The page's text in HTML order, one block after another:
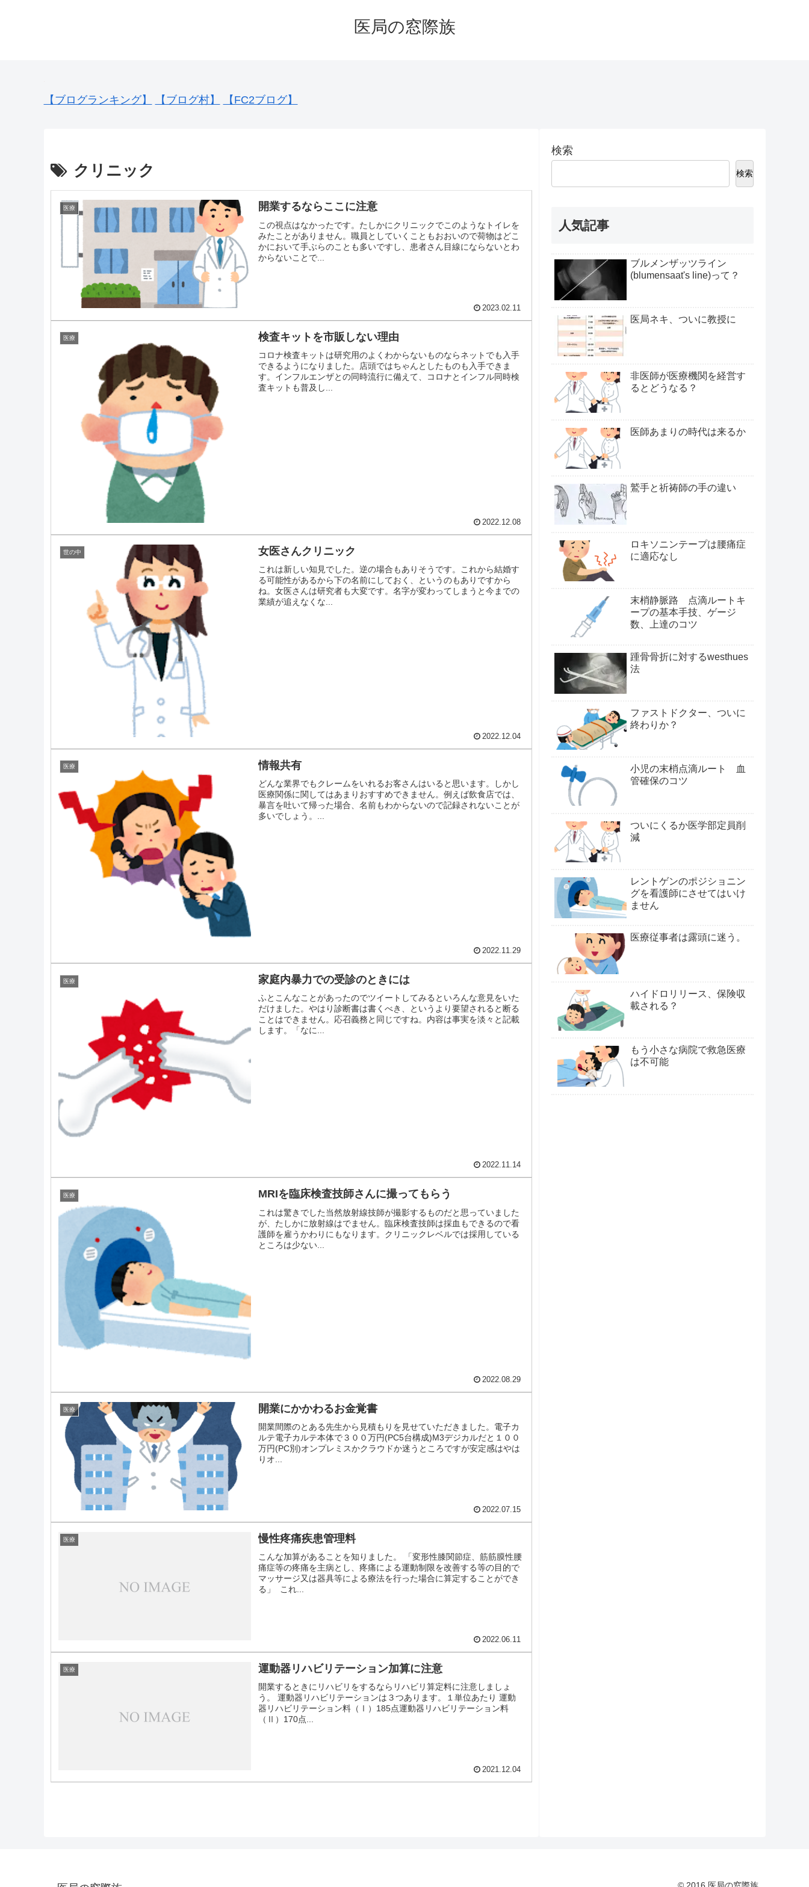
医局の窓際族
【ブログランキング】 【ブログ村】 【FC2ブログ】
クリニック
医療 開業するならここに注意
この視点はなかったです。たしかにクリニックでこのようなトイレを
みたことがありません。職員としていくこともおおいので荷物はどこ
かにおいて手ぶらのことも多いですし、患者さん目線にならないとわ
からないことで...
2023.02.11
医療 検査キットを市販しない理由
コロナ検査キットは研究用のよくわからないものならネットでも入手
できるようになりました。店頭ではちゃんとしたものも入手できま
す。インフルエンザとの同時流行に備えて、コロナとインフル同時検
査キットも普及し...
2022.12.08
世の中 女医さんクリニック
これは新しい知見でした。逆の場合もありそうです。これから結婚す
る可能性があるから下の名前にしておく、というのもありですから
ね。女医さんは研究者も大変です。名字が変わってしまうと今までの
業績が追えなくな...
2022.12.04
医療 情報共有
どんな業界でもクレームをいれるお客さんはいると思います。しかし
医療関係に関してはあまりおすすめできません。例えば飲食店では、
暴言を吐いて帰った場合、名前もわからないので記録されないことが
多いでしょう。...
2022.11.29
医療 家庭内暴力での受診のときには
ふとこんなことがあったのでツイートしてみるといろんな意見をいた
だけました。やはり診断書は書くべき、というより要望されると断る
ことはできません。応召義務と同じですね。内容は事実を淡々と記載
します。「なに...
2022.11.14
医療 MRIを臨床検査技師さんに撮ってもらう
これは驚きでした当然放射線技師が撮影するものだと思っていました
が、たしかに放射線はでません。臨床検査技師は採血もできるので看
護師を雇うかわりにもなります。クリニックレベルでは採用している
ところは少ない...
2022.08.29
医療 開業にかかわるお金覚書
開業間際のとある先生から見積もりを見せていただきました。電子カ
ルテ電子カルテ本体で３００万円(PC5台構成)M3デジカルだと１００
万円(PC別)オンプレミスかクラウドか迷うところですが安定感はやは
りオ...
2022.07.15
医療 慢性疼痛疾患管理料
こんな加算があることを知りました。 「変形性膝関節症、筋筋膜性腰
痛症等の疼痛を主病とし、疼痛による運動制限を改善する等の目的で
マッサージ又は器具等による療法を行った場合に算定することができ
る」 これ...
2022.06.11
医療 運動器リハビリテーション加算に注意
開業するときにリハビリをするならリハビリ算定料に注意しましょ
う。 運動器リハビリテーションは３つあります。１単位あたり 運動
器リハビリテーション料（Ⅰ）185点運動器リハビリテーション料
（Ⅱ）170点...
2021.12.04
検索
検索
人気記事
ブルメンザッツライン
(blumensaat's line)って？
医局ネキ、ついに教授に
非医師が医療機関を経営す
るとどうなる？
医師あまりの時代は来るか
鷲手と祈祷師の手の違い
ロキソニンテープは腰痛症
に適応なし
末梢静脈路 点滴ルートキ
ープの基本手技、ゲージ
数、上達のコツ
踵骨骨折に対するwesthues
法
ファストドクター、ついに
終わりか？
小児の末梢点滴ルート 血
管確保のコツ
ついにくるか医学部定員削
減
レントゲンのポジショニン
グを看護師にさせてはいけ
ません
医療従事者は露頭に迷う。
ハイドロリリース、保険収
載される？
もう小さな病院で救急医療
は不可能